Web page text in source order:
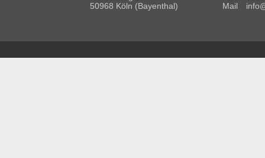
50968 Köln (Bayenthal)
Mail